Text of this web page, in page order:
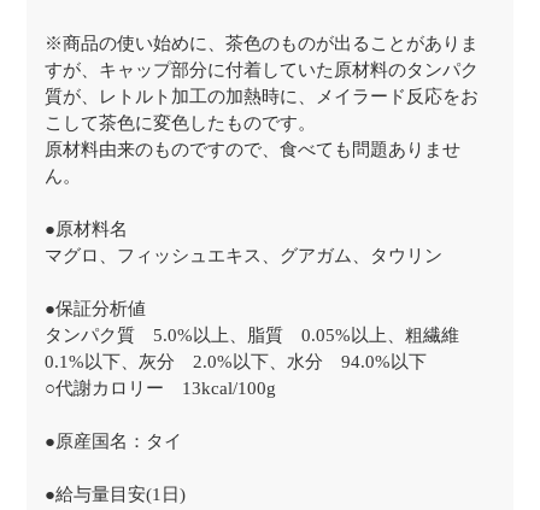
※商品の使い始めに、茶色のものが出ることがありま
すが、キャップ部分に付着していた原材料のタンパク
質が、レトルト加工の加熱時に、メイラード反応をお
こして茶色に変色したものです。
原材料由来のものですので、食べても問題ありませ
ん。
●原材料名
マグロ、フィッシュエキス、グアガム、タウリン
●保証分析値
タンパク質 5.0%以上、脂質 0.05%以上、粗繊維
0.1%以下、灰分 2.0%以下、水分 94.0%以下
○代謝カロリー 13kcal/100g
●原産国名：タイ
●給与量目安(1日)